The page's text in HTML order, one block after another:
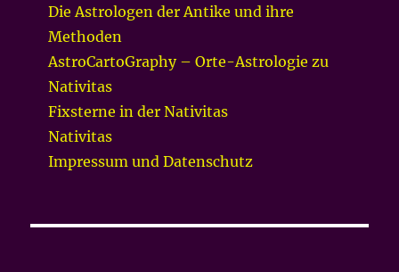
Die Astrologen der Antike und ihre
Methoden
AstroCartoGraphy – Orte-Astrologie zu
Nativitas
Fixsterne in der Nativitas
Nativitas
Impressum und Datenschutz